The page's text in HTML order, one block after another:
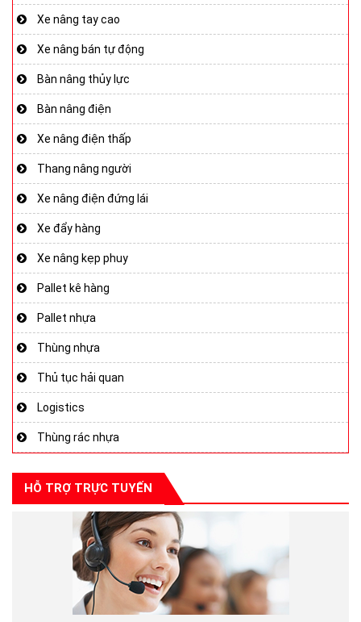
Xe nâng tay cao
Xe nâng bán tự động
Bàn nâng thủy lực
Bàn nâng điện
Xe nâng điện thấp
Thang nâng người
Xe nâng điện đứng lái
Xe đẩy hàng
Xe nâng kẹp phuy
Pallet kê hàng
Pallet nhựa
Thùng nhựa
Thủ tục hải quan
Logistics
Thùng rác nhựa
HỖ TRỢ TRỰC TUYẾN